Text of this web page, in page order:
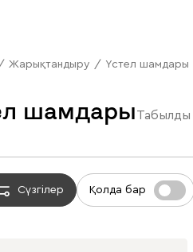
Жарықтандыру / Үстел шамдары
шамдарыТабылды
Сүзгілер Қолда бар